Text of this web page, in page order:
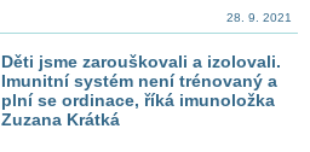
28. 9. 2021
Děti jsme zarouškovali a izolovali.
Imunitní systém není trénovaný a
plní se ordinace, říká imunoložka
Zuzana Krátká